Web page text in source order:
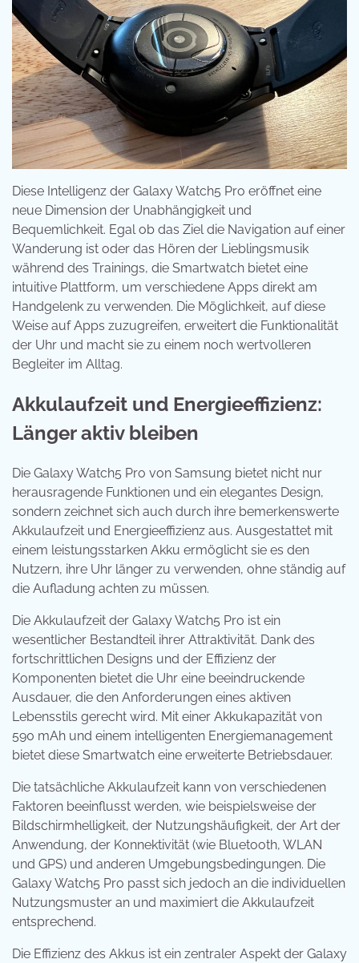
Diese Intelligenz der Galaxy Watch5 Pro eröffnet eine
neue Dimension der Unabhängigkeit und
Bequemlichkeit. Egal ob das Ziel die Navigation auf einer
Wanderung ist oder das Hören der Lieblingsmusik
während des Trainings, die Smartwatch bietet eine
intuitive Plattform, um verschiedene Apps direkt am
Handgelenk zu verwenden. Die Möglichkeit, auf diese
Weise auf Apps zuzugreifen, erweitert die Funktionalität
der Uhr und macht sie zu einem noch wertvolleren
Begleiter im Alltag.
Akkulaufzeit und Energieeffizienz:
Länger aktiv bleiben
Die Galaxy Watch5 Pro von Samsung bietet nicht nur
herausragende Funktionen und ein elegantes Design,
sondern zeichnet sich auch durch ihre bemerkenswerte
Akkulaufzeit und Energieeffizienz aus. Ausgestattet mit
einem leistungsstarken Akku ermöglicht sie es den
Nutzern, ihre Uhr länger zu verwenden, ohne ständig auf
die Aufladung achten zu müssen.
Die Akkulaufzeit der Galaxy Watch5 Pro ist ein
wesentlicher Bestandteil ihrer Attraktivität. Dank des
fortschrittlichen Designs und der Effizienz der
Komponenten bietet die Uhr eine beeindruckende
Ausdauer, die den Anforderungen eines aktiven
Lebensstils gerecht wird. Mit einer Akkukapazität von
590 mAh und einem intelligenten Energiemanagement
bietet diese Smartwatch eine erweiterte Betriebsdauer.
Die tatsächliche Akkulaufzeit kann von verschiedenen
Faktoren beeinflusst werden, wie beispielsweise der
Bildschirmhelligkeit, der Nutzungshäufigkeit, der Art der
Anwendung, der Konnektivität (wie Bluetooth, WLAN
und GPS) und anderen Umgebungsbedingungen. Die
Galaxy Watch5 Pro passt sich jedoch an die individuellen
Nutzungsmuster an und maximiert die Akkulaufzeit
entsprechend.
Die Effizienz des Akkus ist ein zentraler Aspekt der Galaxy